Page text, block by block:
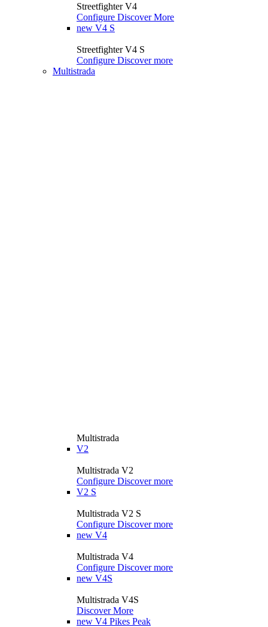
Streetfighter V4
Configure Discover More
new V4 S
Streetfighter V4 S
Configure Discover more
Multistrada
Multistrada
V2
Multistrada V2
Configure Discover more
V2 S
Multistrada V2 S
Configure Discover more
new V4
Multistrada V4
Configure Discover more
new V4S
Multistrada V4S
Discover More
new V4 Pikes Peak